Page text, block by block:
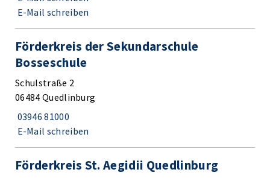
E-Mail schreiben
Förderkreis der Sekundarschule
Bosseschule
Schulstraße 2
06484 Quedlinburg
03946 81000
E-Mail schreiben
Förderkreis St. Aegidii Quedlinburg